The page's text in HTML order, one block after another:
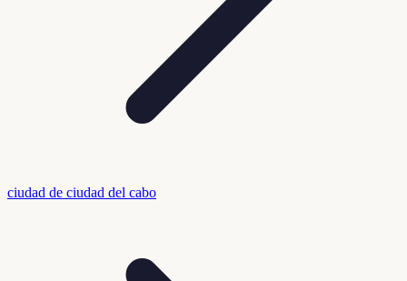
ciudad de ciudad del cabo